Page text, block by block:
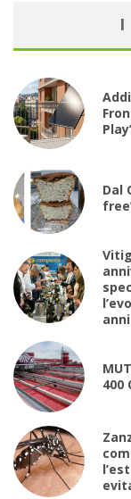
I
Dal
anni
400